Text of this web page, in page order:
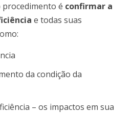
é confirmar a
e todas suas
da condição da
– os impactos em sua